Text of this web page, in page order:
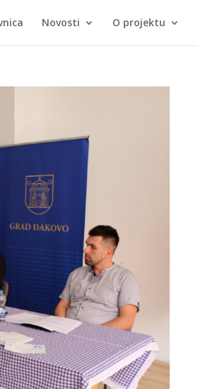
Novosti O projektu